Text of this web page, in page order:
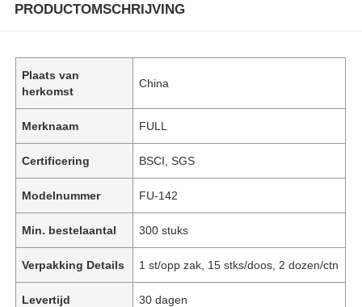
PRODUCTOMSCHRIJVING
Plaats van
herkomst
China
Merknaam FULL
Certificering BSCI, SGS
Modelnummer FU-142
Min. bestelaantal 300 stuks
Verpakking Details 1 st/opp zak, 15 stks/doos, 2 dozen/ctn
Levertijd 30 dagen